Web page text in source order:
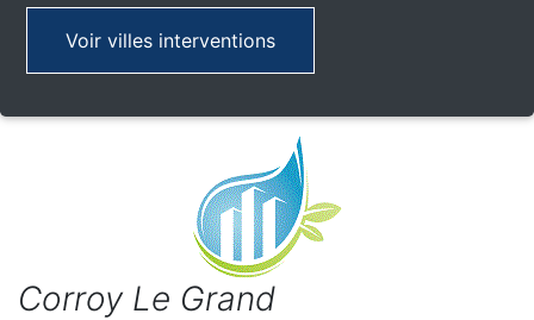
Voir villes interventions
Corroy Le Grand